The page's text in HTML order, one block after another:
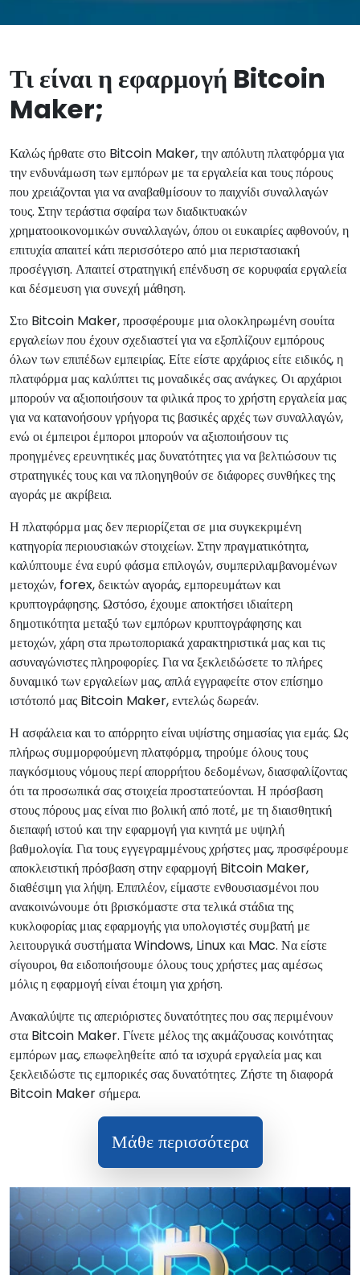
Τι είναι η εφαρμογή Bitcoin
Maker;
Καλώς ήρθατε στο Bitcoin Maker, την απόλυτη πλατφόρμα για
την ενδυνάμωση των εμπόρων με τα εργαλεία και τους πόρους
που χρειάζονται για να αναβαθμίσουν το παιχνίδι συναλλαγών
τους. Στην τεράστια σφαίρα των διαδικτυακών
χρηματοοικονομικών συναλλαγών, όπου οι ευκαιρίες αφθονούν, η
επιτυχία απαιτεί κάτι περισσότερο από μια περιστασιακή
προσέγγιση. Απαιτεί στρατηγική επένδυση σε κορυφαία εργαλεία
και δέσμευση για συνεχή μάθηση.
Στο Bitcoin Maker, προσφέρουμε μια ολοκληρωμένη σουίτα
εργαλείων που έχουν σχεδιαστεί για να εξοπλίζουν εμπόρους
όλων των επιπέδων εμπειρίας. Είτε είστε αρχάριος είτε ειδικός, η
πλατφόρμα μας καλύπτει τις μοναδικές σας ανάγκες. Οι αρχάριοι
μπορούν να αξιοποιήσουν τα φιλικά προς το χρήστη εργαλεία μας
για να κατανοήσουν γρήγορα τις βασικές αρχές των συναλλαγών,
ενώ οι έμπειροι έμποροι μπορούν να αξιοποιήσουν τις
προηγμένες ερευνητικές μας δυνατότητες για να βελτιώσουν τις
στρατηγικές τους και να πλοηγηθούν σε διάφορες συνθήκες της
αγοράς με ακρίβεια.
Η πλατφόρμα μας δεν περιορίζεται σε μια συγκεκριμένη
κατηγορία περιουσιακών στοιχείων. Στην πραγματικότητα,
καλύπτουμε ένα ευρύ φάσμα επιλογών, συμπεριλαμβανομένων
μετοχών, forex, δεικτών αγοράς, εμπορευμάτων και
κρυπτογράφησης. Ωστόσο, έχουμε αποκτήσει ιδιαίτερη
δημοτικότητα μεταξύ των εμπόρων κρυπτογράφησης και
μετοχών, χάρη στα πρωτοποριακά χαρακτηριστικά μας και τις
ασυναγώνιστες πληροφορίες. Για να ξεκλειδώσετε το πλήρες
δυναμικό των εργαλείων μας, απλά εγγραφείτε στον επίσημο
ιστότοπό μας Bitcoin Maker, εντελώς δωρεάν.
Η ασφάλεια και το απόρρητο είναι υψίστης σημασίας για εμάς. Ως
πλήρως συμμορφούμενη πλατφόρμα, τηρούμε όλους τους
παγκόσμιους νόμους περί απορρήτου δεδομένων, διασφαλίζοντας
ότι τα προσωπικά σας στοιχεία προστατεύονται. Η πρόσβαση
στους πόρους μας είναι πιο βολική από ποτέ, με τη διαισθητική
διεπαφή ιστού και την εφαρμογή για κινητά με υψηλή
βαθμολογία. Για τους εγγεγραμμένους χρήστες μας, προσφέρουμε
αποκλειστική πρόσβαση στην εφαρμογή Bitcoin Maker,
διαθέσιμη για λήψη. Επιπλέον, είμαστε ενθουσιασμένοι που
ανακοινώνουμε ότι βρισκόμαστε στα τελικά στάδια της
κυκλοφορίας μιας εφαρμογής για υπολογιστές συμβατή με
λειτουργικά συστήματα Windows, Linux και Mac. Να είστε
σίγουροι, θα ειδοποιήσουμε όλους τους χρήστες μας αμέσως
μόλις η εφαρμογή είναι έτοιμη για χρήση.
Ανακαλύψτε τις απεριόριστες δυνατότητες που σας περιμένουν
στα Bitcoin Maker. Γίνετε μέλος της ακμάζουσας κοινότητας
εμπόρων μας, επωφεληθείτε από τα ισχυρά εργαλεία μας και
ξεκλειδώστε τις εμπορικές σας δυνατότητες. Ζήστε τη διαφορά
Bitcoin Maker σήμερα.
Μάθε περισσότερα